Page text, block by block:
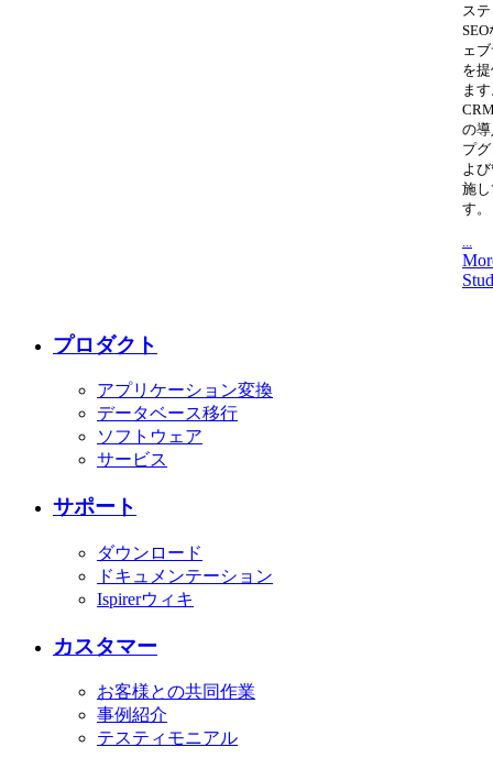
ス
ェ
を
ま
の
プ
よ
施
す。
...
プロダクト
アプリケーション変換
データベース移行
ソフトウェア
サービス
サポート
ダウンロード
ドキュメンテーション
Ispirerウィキ
カスタマー
お客様との共同作業
事例紹介
テスティモニアル